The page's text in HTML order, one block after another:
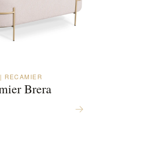
RECAMIER
Brera